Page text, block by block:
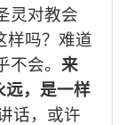
灵对教会
样吗？难道
会。 来
远，是一样
话，或许